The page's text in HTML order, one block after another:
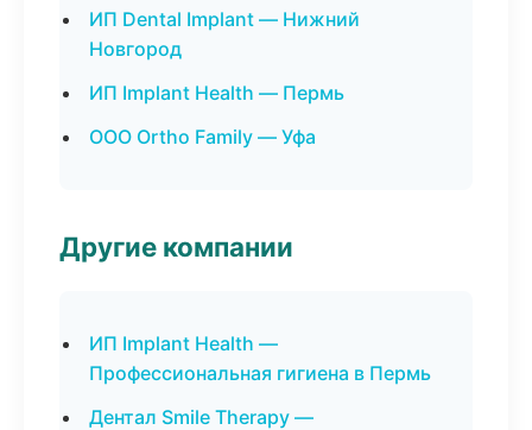
ИП Dental Implant — Нижний
Новгород
ИП Implant Health — Пермь
ООО Ortho Family — Уфа
Другие компании
ИП Implant Health —
Профессиональная гигиена в Пермь
Дентал Smile Therapy —